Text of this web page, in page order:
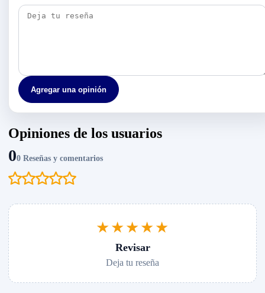
Agregar una opinión
Opiniones de los usuarios
00 Reseñas y comentarios
★★★★★
Revisar
Deja tu reseña